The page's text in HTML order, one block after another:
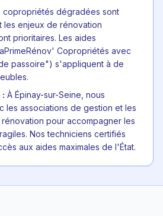
copropriétés dégradées sont
les enjeux de rénovation
prioritaires. Les aides
Copropriétés avec
passoire") s'appliquent à de
: À Épinay-sur-Seine, nous
les associations de gestion et les
pour accompagner les
Nos techniciens certifiés
aux aides maximales de l'État.